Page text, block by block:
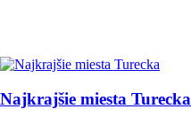
Najkrajšie miesta Turecka